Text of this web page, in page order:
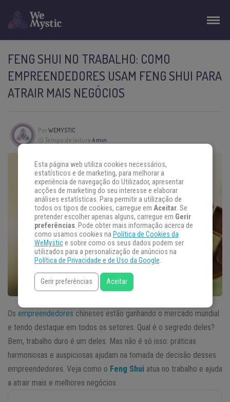
FENG SHUI NO TRABALHO: COMO
EMPREENDEDORES USAM FENG SHUI PARA
ATRAIR MAIS NEGÓCIOS
PorWEMYSTIC
Tempo de leitura:4 min
Os empreendedores chineses estão ganhando o mercado mundial
e tendo destaque em todos os setores. Qual é o segredo deles?
Bem, trabalho duro é um deles. Mas não é só isso: práticas
harmoniosas e auspiciosas ajudam na tomada de decisão desses
empreendedores. Veja como o Feng Shui atua no trabalho e ajuda
a atrair mais e melhores negócios.
Esta página web utiliza cookies necessários,
estatísticos e de marketing, para melhorar a
experiência de navegação do Utilizador, apresentar
acções de marketing do seu interesse e elaborar
análises estatísticas. Para permitir a utilização de
todos os tipos de cookies, carregue em Aceitar. Se
pretender escolher apenas alguns, carregue em Gerir
preferências. Pode obter mais informação acerca de
como usamos cookies na Política de Cookies da
WeMystice sobre como os seus dados podem ser
utilizados para a personalização de anúncios na
Política de Privacidade e de Uso da Google.
Gerir preferências Aceitar